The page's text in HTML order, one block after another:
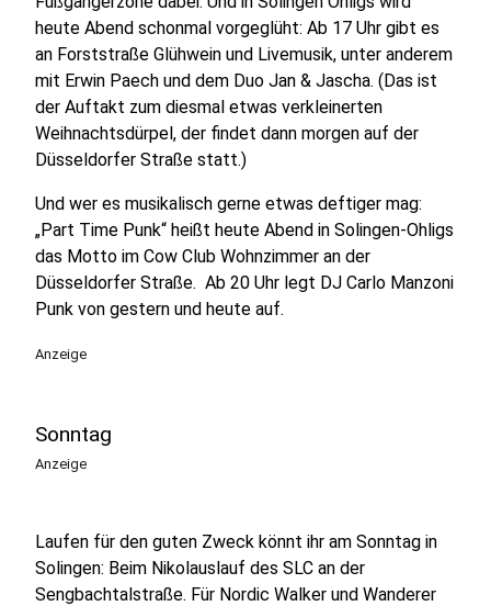
heute Abend schonmal vorgeglüht: Ab 17 Uhr gibt es
an Forststraße Glühwein und Livemusik, unter anderem
mit Erwin Paech und dem Duo Jan & Jascha. (Das ist
der Auftakt zum diesmal etwas verkleinerten
Weihnachtsdürpel, der findet dann morgen auf der
Düsseldorfer Straße statt.)
Und wer es musikalisch gerne etwas deftiger mag:
„Part Time Punk“ heißt heute Abend in Solingen-Ohligs
das Motto im Cow Club Wohnzimmer an der
Düsseldorfer Straße. Ab 20 Uhr legt DJ Carlo Manzoni
Punk von gestern und heute auf.
Anzeige
Sonntag
Anzeige
Laufen für den guten Zweck könnt ihr am Sonntag in
Solingen: Beim Nikolauslauf des SLC an der
Sengbachtalstraße. Für Nordic Walker und Wanderer